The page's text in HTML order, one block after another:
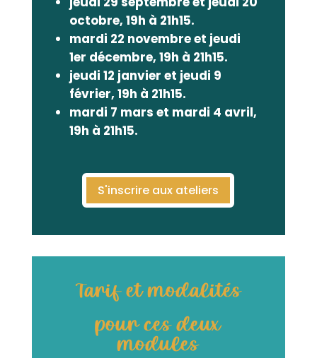
octobre, 19h à 21h15.
mardi 22 novembre et jeudi
1er décembre, 19h à 21h15.
jeudi 12 janvier et jeudi 9
février, 19h à 21h15.
mardi 7 mars et mardi 4 avril,
19h à 21h15.
S'inscrire aux ateliers
Tarif et modalités
pour ces deux
modules